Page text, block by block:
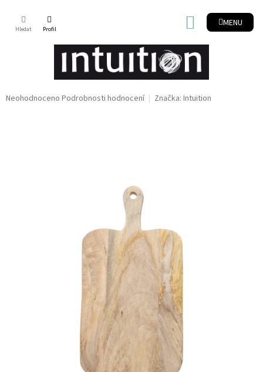
obsah
NÁKUPNÍ
KOŠÍK
Průměrné
Neohodnoceno Podrobnosti hodnocení Značka: Intuition